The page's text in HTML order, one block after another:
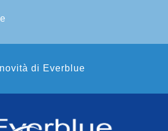
di Everblue